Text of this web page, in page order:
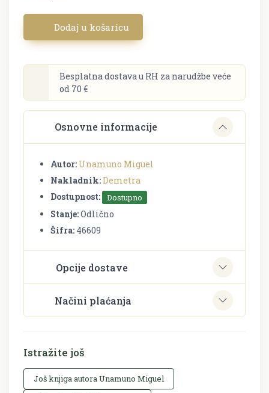
Dodaj u košaricu
Besplatna dostava u RH za narudžbe veće
od 70 €
Osnovne informacije
Autor: Unamuno Miguel
Nakladnik:Demetra
Dostupnost:
Dostupno
Stanje:Odlično
Šifra: 46609
Opcije dostave
Načini plaćanja
Istražite još
Još knjiga autora Unamuno Miguel